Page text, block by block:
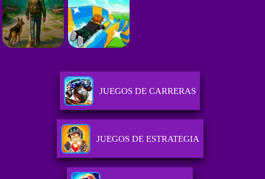
JUEGOS DE CARRERAS
JUEGOS DE ESTRATEGIA